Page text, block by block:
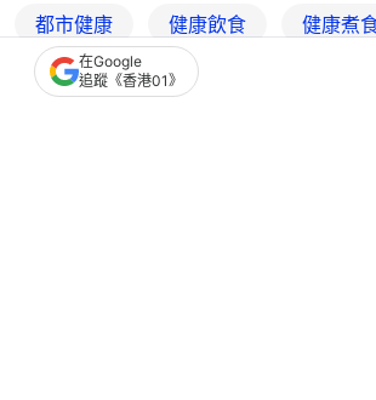
都市健康 健康飲食 健康煮
Goody25 01教煮
在Google
追蹤《香港01》